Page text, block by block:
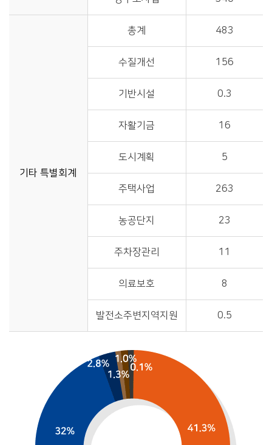
기타 특별회계
총계 483
수질개선 156
기반시설 0.3
자활기금 16
도시계획 5
주택사업 263
농공단지 23
주차장관리 11
의료보호 8
발전소주변지역지원 0.5